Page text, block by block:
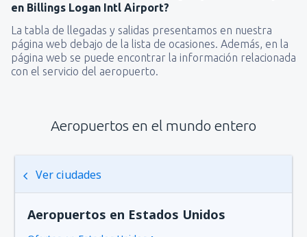
en Billings Logan Intl Airport?
La tabla de llegadas y salidas presentamos en nuestra
página web debajo de la lista de ocasiones. Además, en la
página web se puede encontrar la información relacionada
con el servicio del aeropuerto.
Aeropuertos en el mundo entero
Ver ciudades
Aeropuertos en Estados Unidos